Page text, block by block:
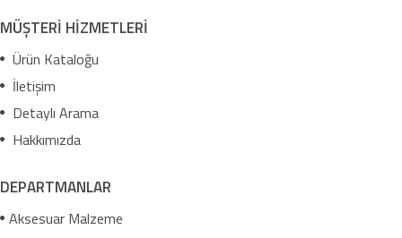
MÜŞTERİ HİZMETLERİ
Ürün Kataloğu
İletişim
Detaylı Arama
Hakkımızda
DEPARTMANLAR
Aksesuar Malzeme